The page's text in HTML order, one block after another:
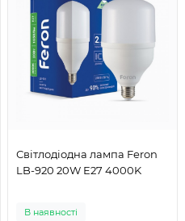
Світлодіодна лампа Feron
LB-920 20W E27 4000K
В наявності